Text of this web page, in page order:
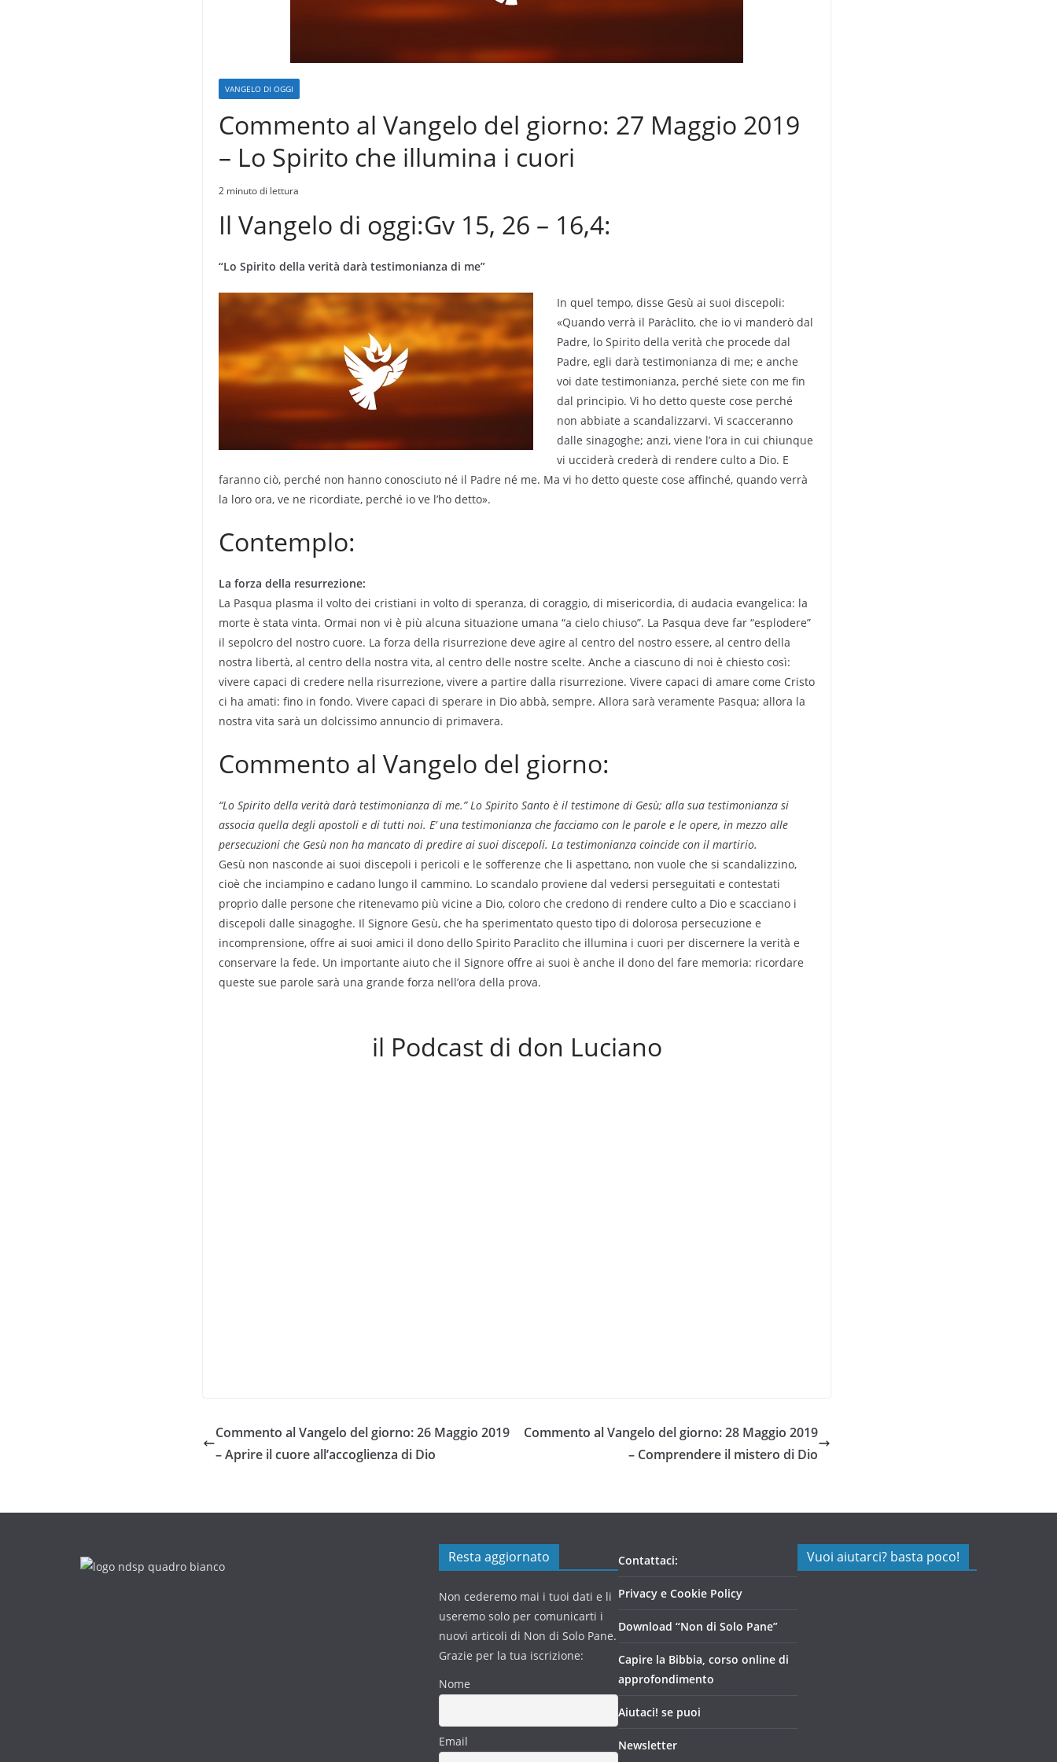
VANGELO DI OGGI
Commento al Vangelo del giorno: 27 Maggio 2019
– Lo Spirito che illumina i cuori
2 minuto di lettura
Il Vangelo di oggi:Gv 15, 26 – 16,4:
“Lo Spirito della verità darà testimonianza di me”
In quel tempo, disse Gesù ai suoi discepoli:
«Quando verrà il Paràclito, che io vi manderò dal
Padre, lo Spirito della verità che procede dal
Padre, egli darà testimonianza di me; e anche
voi date testimonianza, perché siete con me fin
dal principio. Vi ho detto queste cose perché
non abbiate a scandalizzarvi. Vi scacceranno
dalle sinagoghe; anzi, viene l’ora in cui chiunque
vi ucciderà crederà di rendere culto a Dio. E
faranno ciò, perché non hanno conosciuto né il Padre né me. Ma vi ho detto queste cose affinché, quando verrà
la loro ora, ve ne ricordiate, perché io ve l’ho detto».
Contemplo:
La forza della resurrezione:
La Pasqua plasma il volto dei cristiani in volto di speranza, di coraggio, di misericordia, di audacia evangelica: la
morte è stata vinta. Ormai non vi è più alcuna situazione umana “a cielo chiuso”. La Pasqua deve far “esplodere”
il sepolcro del nostro cuore. La forza della risurrezione deve agire al centro del nostro essere, al centro della
nostra libertà, al centro della nostra vita, al centro delle nostre scelte. Anche a ciascuno di noi è chiesto così:
vivere capaci di credere nella risurrezione, vivere a partire dalla risurrezione. Vivere capaci di amare come Cristo
ci ha amati: fino in fondo. Vivere capaci di sperare in Dio abbà, sempre. Allora sarà veramente Pasqua; allora la
nostra vita sarà un dolcissimo annuncio di primavera.
Commento al Vangelo del giorno:
“Lo Spirito della verità darà testimonianza di me.” Lo Spirito Santo è il testimone di Gesù; alla sua testimonianza si
associa quella degli apostoli e di tutti noi. E’ una testimonianza che facciamo con le parole e le opere, in mezzo alle
persecuzioni che Gesù non ha mancato di predire ai suoi discepoli. La testimonianza coincide con il martirio.
Gesù non nasconde ai suoi discepoli i pericoli e le sofferenze che li aspettano, non vuole che si scandalizzino,
cioè che inciampino e cadano lungo il cammino. Lo scandalo proviene dal vedersi perseguitati e contestati
proprio dalle persone che ritenevamo più vicine a Dio, coloro che credono di rendere culto a Dio e scacciano i
discepoli dalle sinagoghe. Il Signore Gesù, che ha sperimentato questo tipo di dolorosa persecuzione e
incomprensione, offre ai suoi amici il dono dello Spirito Paraclito che illumina i cuori per discernere la verità e
conservare la fede. Un importante aiuto che il Signore offre ai suoi è anche il dono del fare memoria: ricordare
queste sue parole sarà una grande forza nell’ora della prova.
il Podcast di don Luciano
Commento al Vangelo del giorno: 26 Maggio 2019
– Aprire il cuore all’accoglienza di Dio
Commento al Vangelo del giorno: 28 Maggio 2019
– Comprendere il mistero di Dio
Resta aggiornato
Non cederemo mai i tuoi dati e li
useremo solo per comunicarti i
nuovi articoli di Non di Solo Pane.
Grazie per la tua iscrizione:
Nome
Email
Contattaci:
Privacy e Cookie Policy
Download “Non di Solo Pane”
Capire la Bibbia, corso online di
approfondimento
Aiutaci! se puoi
Newsletter
Vuoi aiutarci? basta poco!